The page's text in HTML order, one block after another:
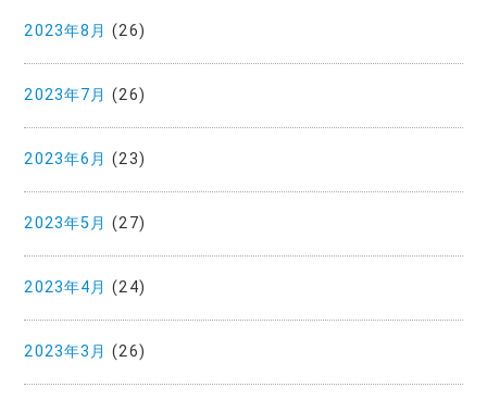
2023年8月 (26)
2023年7月 (26)
2023年6月 (23)
2023年5月 (27)
2023年4月 (24)
2023年3月 (26)